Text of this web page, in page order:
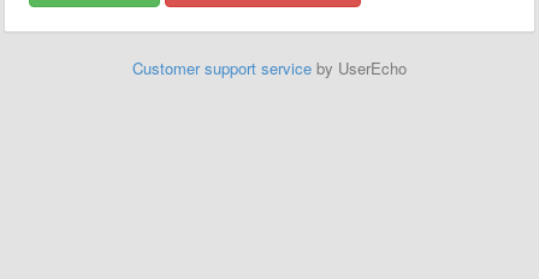
Customer support service by UserEcho